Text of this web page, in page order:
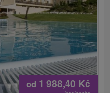
od 1 988,40 Kč